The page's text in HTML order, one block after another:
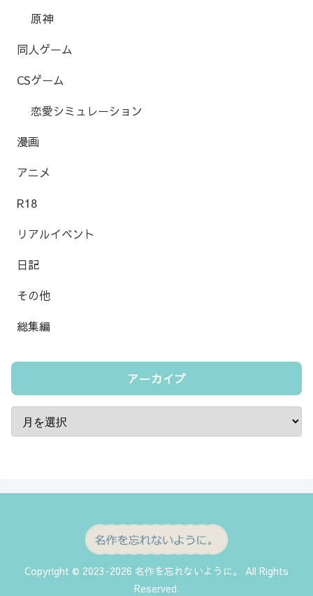
原神
同人ゲーム
CSゲーム
恋愛シミュレーション
漫画
アニメ
R18
リアルイベント
日記
その他
総集編
アーカイブ
Copyright © 2023-2026 名作を忘れないように。 All Rights
Reserved.